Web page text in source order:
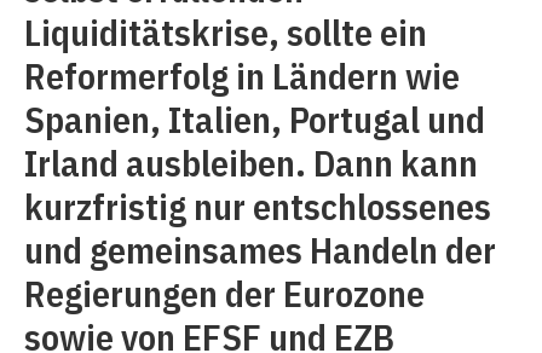
Liquiditätskrise, sollte ein
Reformerfolg in Ländern wie
Spanien, Italien, Portugal und
Irland ausbleiben. Dann kann
kurzfristig nur entschlossenes
und gemeinsames Handeln der
Regierungen der Eurozone
sowie von EFSF und EZB